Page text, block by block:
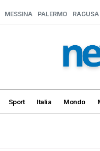
MESSINA PALERMO RAGUSA
Sport Italia Mondo